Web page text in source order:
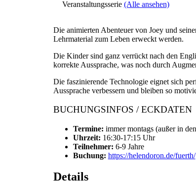
Veranstaltungsserie (Alle ansehen)
Die animierten Abenteuer von Joey und
Lehrmaterial zum Leben erweckt werden.
Die Kinder sind ganz verrückt nach den
korrekte Aussprache, was noch durch
Die faszinierende Technologie eignet sich
Aussprache verbessern und bleiben so
BUCHUNGSINFOS / ECKDATEN
Termine: immer montags (außer in
Uhrzeit: 16:30-17:15 Uhr
Teilnehmer: 6-9 Jahre
Buchung: https://helendoron.de/fuerth/
Details